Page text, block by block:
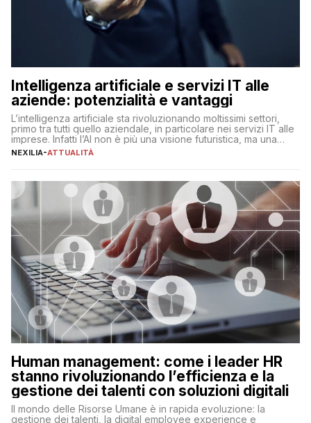
Intelligenza artificiale e servizi IT alle
aziende: potenzialità e vantaggi
L’intelligenza artificiale sta rivoluzionando moltissimi settori,
primo tra tutti quello aziendale, in particolare nei servizi IT alle
imprese. Infatti l’AI non è più una visione futuristica, ma una
realtà operativa che sta portando a un cambio significativo in
operazioni, bensì comporta […]
NEXILIA-ATTUALITÀ
Human management: come i leader HR
stanno rivoluzionando l’efficienza e la
gestione dei talenti con soluzioni digitali
Il mondo delle Risorse Umane è in rapida evoluzione: la
gestione dei talenti, la digital employee experience e